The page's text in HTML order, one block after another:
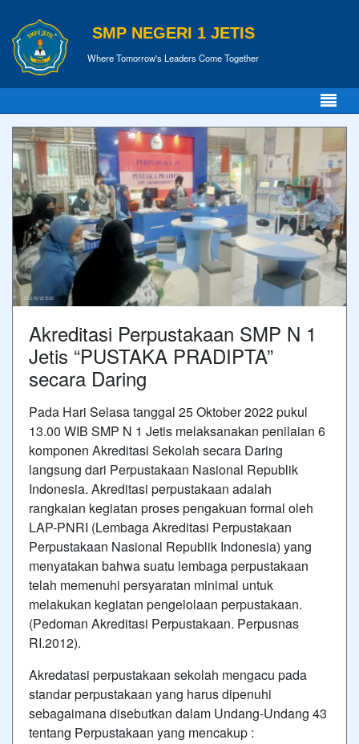
SMP NEGERI 1 JETIS
Where Tomorrow's Leaders Come Together
Akreditasi Perpustakaan SMP N 1
Jetis “PUSTAKA PRADIPTA”
secara Daring
Pada Hari Selasa tanggal 25 Oktober 2022 pukul
13.00 WIB SMP N 1 Jetis melaksanakan penilaian 6
komponen Akreditasi Sekolah secara Daring
langsung dari Perpustakaan Nasional Republik
Indonesia. Akreditasi perpustakaan adalah
rangkaian kegiatan proses pengakuan formal oleh
LAP-PNRI (Lembaga Akreditasi Perpustakaan
Perpustakaan Nasional Republik Indonesia) yang
menyatakan bahwa suatu lembaga perpustakaan
telah memenuhi persyaratan minimal untuk
melakukan kegiatan pengelolaan perpustakaan.
(Pedoman Akreditasi Perpustakaan. Perpusnas
RI.2012).
Akredatasi perpustakaan sekolah mengacu pada
standar perpustakaan yang harus dipenuhi
sebagaimana disebutkan dalam Undang-Undang 43
tentang Perpustakaan yang mencakup :